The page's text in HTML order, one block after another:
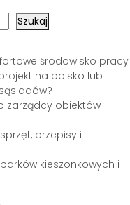
Szukaj
środowisko pracy
na boisko lub
zarządcy obiektów
przepisy i
kieszonkowych i